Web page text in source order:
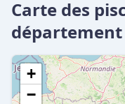
Carte des
département
+
−